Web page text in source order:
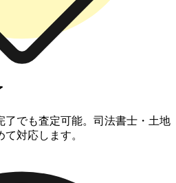
了でも査定可能。司法書士・土地
対応します。